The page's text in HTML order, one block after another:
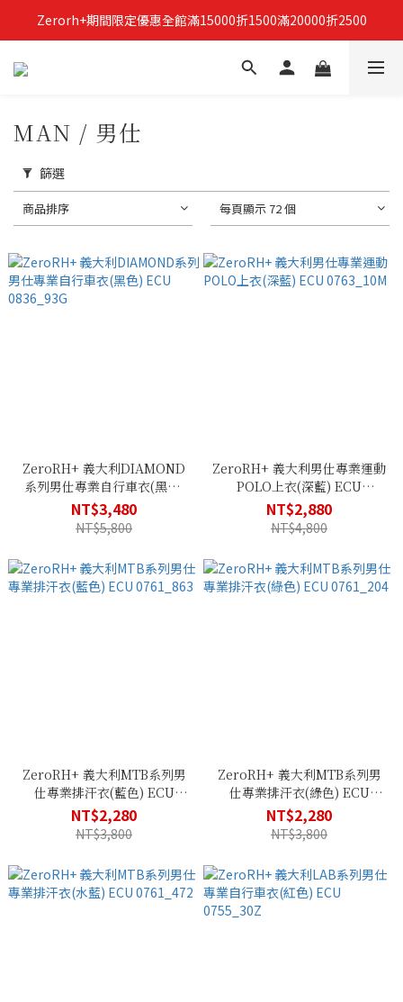
立即加入Zerorh+官網會員，獲得購物禮金
Zerorh+期間限定優惠全館滿15000折1500滿20000折2500
立即加入Zerorh+官網會員，獲得購物禮金
MAN / 男仕
篩選
商品排序 每頁顯示 72 個
ZeroRH+ 義大利DIAMOND
系列男仕專業自行車衣(黑色)
ECU 0836_93G
NT$3,480
NT$5,800
ZeroRH+ 義大利男仕專業運動
POLO上衣(深藍) ECU
0763_10M
NT$2,880
NT$4,800
ZeroRH+ 義大利MTB系列男
仕專業排汗衣(藍色) ECU
0761_863
NT$2,280
NT$3,800
ZeroRH+ 義大利MTB系列男
仕專業排汗衣(綠色) ECU
0761_204
NT$2,280
NT$3,800